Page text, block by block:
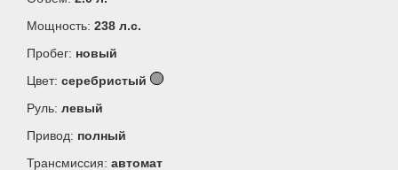
Мощность: 238 л.c.
Пробег: новый
Цвет: серебристый
Руль: левый
Привод: полный
Трансмиссия: автомат